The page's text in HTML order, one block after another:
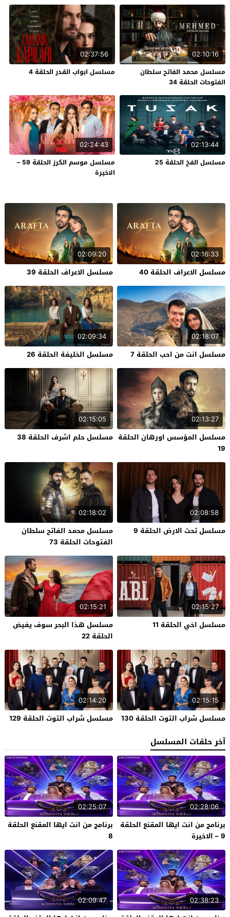
02:10:16
مسلسل محمد الفاتح سلطان
الفتوحات الحلقة 34
02:37:56
مسلسل ابواب القدر الحلقة 4
02:13:44
مسلسل الفخ الحلقة 25
02:24:43
مسلسل موسم الكرز الحلقة 59 –
الاخيرة
02:16:33
مسلسل الاعراف الحلقة 40
02:09:20
مسلسل الاعراف الحلقة 39
02:18:07
مسلسل انت من احب الحلقة 7
02:09:34
مسلسل الخليفة الحلقة 26
02:13:27
مسلسل المؤسس اورهان الحلقة
19
02:15:05
مسلسل حلم اشرف الحلقة 38
02:08:58
مسلسل تحت الارض الحلقة 9
02:18:02
مسلسل محمد الفاتح سلطان
الفتوحات الحلقة 73
02:15:27
مسلسل اخي الحلقة 11
02:15:21
مسلسل هذا البحر سوف يفيض
الحلقة 22
02:15:15
مسلسل شراب التوت الحلقة 130
02:14:20
مسلسل شراب التوت الحلقة 129
آخر حلقات المسلسل
02:28:06
برنامج من انت ايها المقنع الحلقة
9 – الاخيرة
02:25:07
برنامج من انت ايها المقنع الحلقة
8
02:38:23
02:09:47